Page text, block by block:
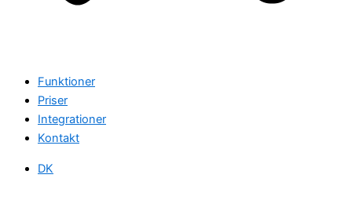
Funktioner
Priser
Integrationer
Kontakt
DK